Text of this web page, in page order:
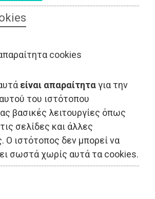
cookies
είναι απαραίτηταγια την
του ιστότοπου
βασικές λειτουργίες όπως
σελίδες και άλλες
Ο ιστότοπος δεν μπορεί να
σωστά χωρίς αυτά τα cookies.
- Ραφήνα
σε συνέχεια
2026 - 15:22